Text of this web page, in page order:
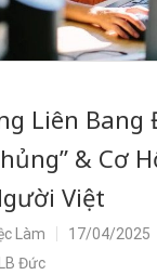
Liên Bang
& Cơ
Việt
Làm
17/04/2025
Đức